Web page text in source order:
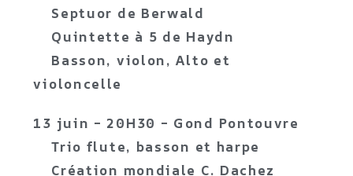
Septuor de Berwald
Quintette à 5 de Haydn
Basson, violon, Alto et
violoncelle
13 juin – 20H30 – Gond Pontouvre
Trio flute, basson et harpe
Création mondiale C. Dachez